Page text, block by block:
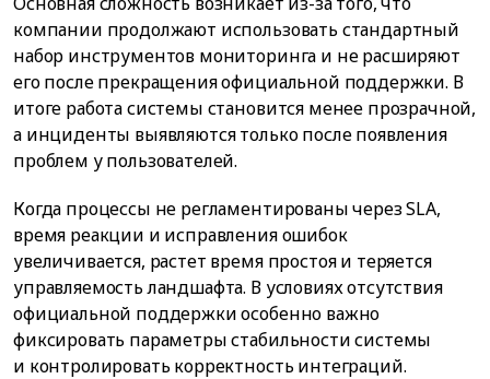
компании продолжают использовать стандартный
набор инструментов мониторинга и не расширяют
его после прекращения официальной поддержки. В
итоге работа системы становится менее прозрачной,
а инциденты выявляются только после появления
проблем у пользователей.
Когда процессы не регламентированы через SLA,
время реакции и исправления ошибок
увеличивается, растет время простоя и теряется
управляемость ландшафта. В условиях отсутствия
официальной поддержки особенно важно
фиксировать параметры стабильности системы
и контролировать корректность интеграций.